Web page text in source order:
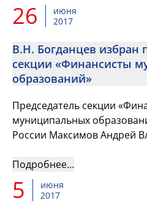
26
июня
2017
В.Н. Богданцев избран
секции «Финансисты
образований»
Председатель секции
муниципальных
России Максимов Андрей
работу.
Подробнее…
5
июня
2017